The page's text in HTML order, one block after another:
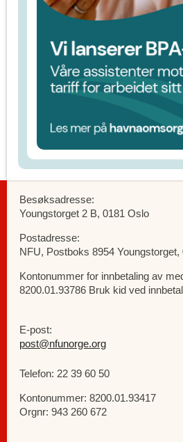
Besøksadresse:
Youngstorget 2 B, 0181 Oslo
Postadresse:
NFU, Postboks 8954 Youngstorget,
Kontonummer for innbetaling av
8200.01.93786 Bruk kid ved
E-post:
post@nfunorge.org
Telefon: 22 39 60 50
Kontonummer: 8200.01.93417
Orgnr: 943 260 672